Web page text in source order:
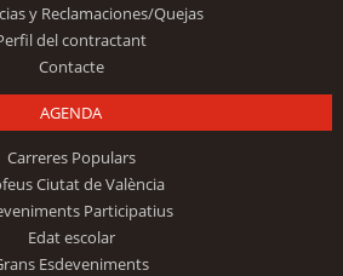
y Reclamaciones/Quejas
del contractant
Contacte
AGENDA
Carreres Populars
Ciutat de València
Participatius
Edat escolar
Esdeveniments